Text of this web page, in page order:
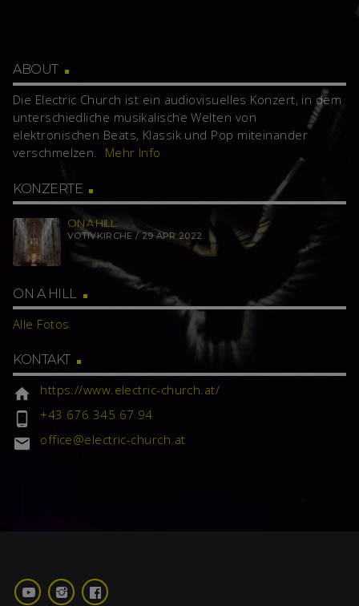
ABOUT
Die Electric Church ist ein audiovisuelles Konzert, in dem
unterschiedliche musikalische Welten von
elektronischen Beats, Klassik und Pop miteinander
verschmelzen. Mehr Info
KONZERTE
ON A HILL
VOTIVKIRCHE / 29 APR 2022
ON A HILL
Alle Fotos
KONTAKT
home https://www.electric-church.at/
phone_android +43 676 345 67 94
email office@electric-church.at